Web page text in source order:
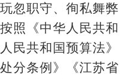
忽职守、徇私舞弊
照《中华人民共和
民共和国预算法》
分条例》《江苏省